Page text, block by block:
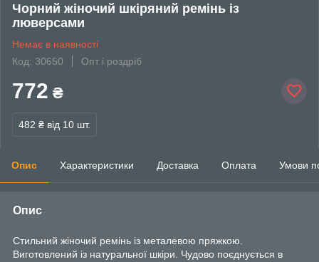
Чорний жіночий шкіряний ремінь із
люверсами
Немає в наявності
Код: 30650
Опт і роздріб
772 ₴
482 ₴ від 10 шт.
Опис Характеристики Доставка Оплата Умови
Опис
Стильний жіночий ремінь із металевою пряжкою.
Виготовлений із натуральної шкіри. Чудово поєднується в